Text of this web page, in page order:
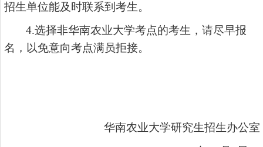
招生单位能及时联系到考生。
4.选择非华南农业大学考点的考生，请尽早报
名，以免意向考点满员拒接。
华南农业大学研究生招生办公室